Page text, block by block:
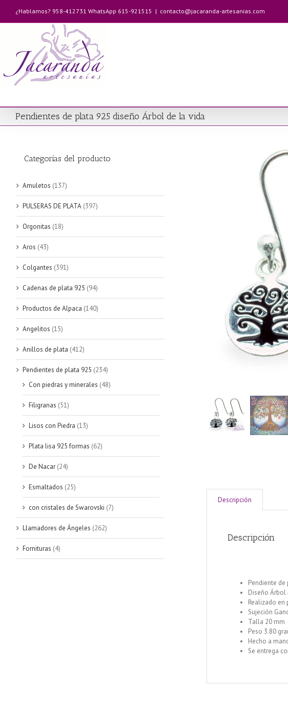
contenido
¿Hablamos? 958-412731 WhatsApp 615-921515 | contacto@jacaranda-artesanias.com
Pendientes de plata 925 diseño Árbol de la vida
Descripción
Descripción
Pendiente de
Diseño Árbol
Realizado en
Sujeción
Talla 20 mm
Peso 3.80
Hecho a
Se entrega
Categorías del producto
Amuletos (137)
PULSERAS DE PLATA (397)
Orgonitas (18)
Aros (43)
Colgantes (391)
Cadenas de plata 925 (94)
Productos de Alpaca (140)
Angelitos (15)
Anillos de plata (412)
Pendientes de plata 925 (234)
Con piedras y minerales (48)
Filigranas (51)
Lisos con Piedra (13)
Plata lisa 925 formas (62)
De Nacar (24)
Esmaltados (25)
con cristales de Swarovski (7)
Llamadores de Ángeles (262)
Fornituras (4)